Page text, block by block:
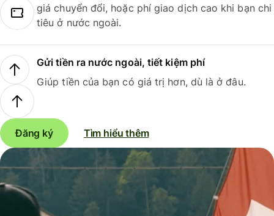
giá chuyển đổi, hoặc phí giao dịch cao khi bạn chi
tiêu ở nước ngoài.
Gửi tiền ra nước ngoài, tiết kiệm phí
Giúp tiền của bạn có giá trị hơn, dù là ở đâu.
Đăng ký Tìm hiểu thêm